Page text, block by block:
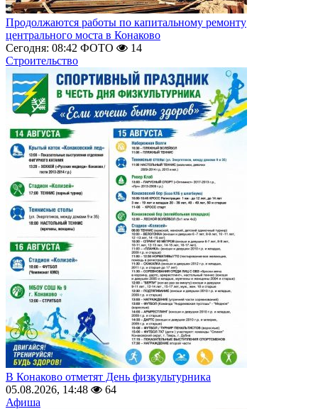
Продолжаются работы по капитальному ремонту
центрального моста в Конаково
Сегодня: 08:42 ФОТО
14
Строительство
В Конаково отметят День физкультурника
05.08.2026, 14:48
64
Афиша